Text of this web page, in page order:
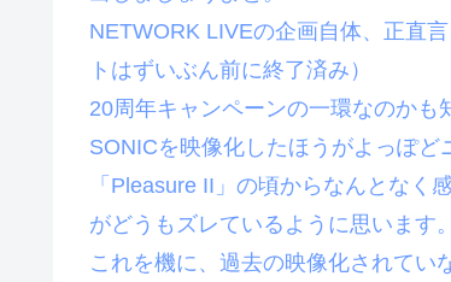
NETWORK LIVEの企画自体、正直
トはずいぶん前に終了済み）
20周年キャンペーンの一環なのか
SONICを映像化したほうがよっぽど
「Pleasure II」の頃からなんとな
がどうもズレているように思います。
これを機に、過去の映像化されてい